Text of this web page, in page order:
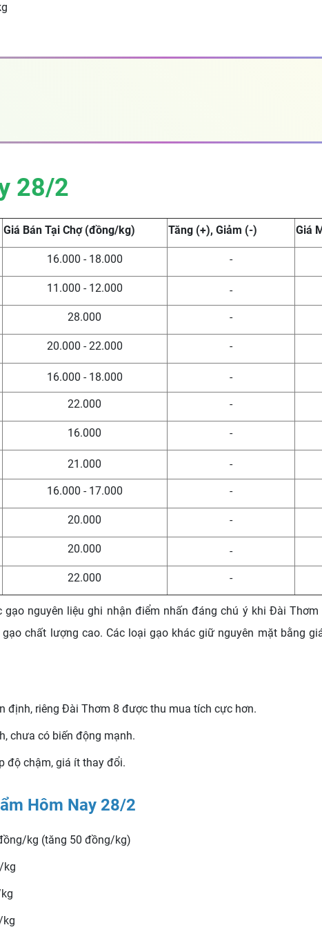
28/2
Giá Bán Tại Chợ (đồng/kg) Tăng (+), Giảm (-) Giá
16.000 - 18.000 -
11.000 - 12.000 -
28.000 -
20.000 - 22.000 -
16.000 - 18.000 -
22.000 -
16.000 -
21.000 -
16.000 - 17.000 -
20.000 -
20.000 -
22.000 -
nguyên liệu ghi nhận điểm nhấn đáng chú ý khi Đài
chất lượng cao. Các loại gạo khác giữ nguyên mặt bằng
định, riêng Đài Thơm 8 được thu mua tích cực hơn.
chưa có biến động mạnh.
độ chậm, giá ít thay đổi.
Hôm Nay 28/2
kg (tăng 50 đồng/kg)
kg
kg